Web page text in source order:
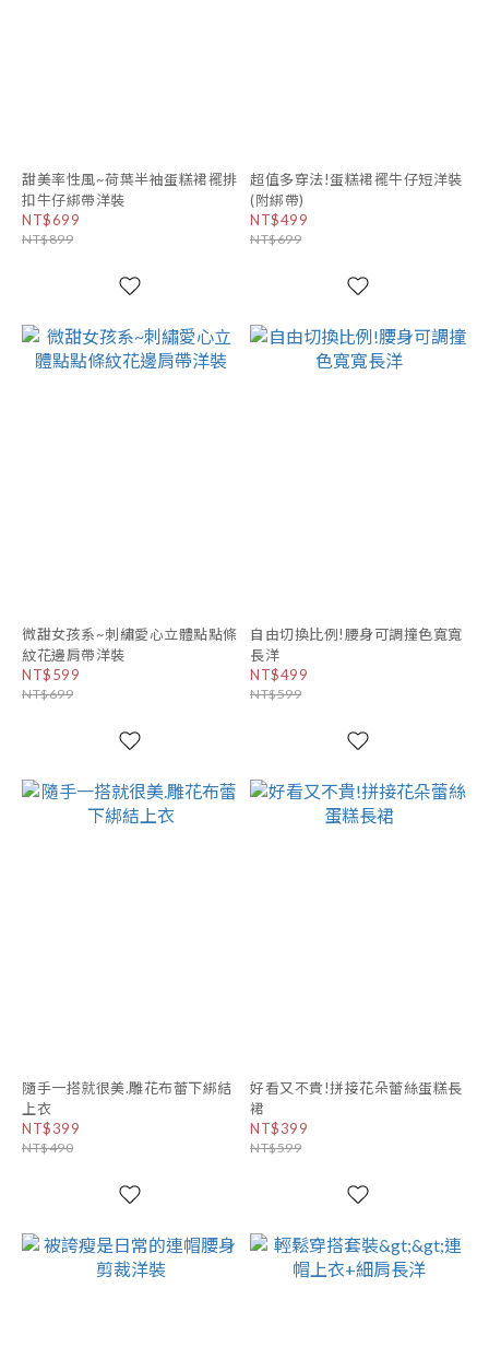
甜美率性風~荷葉半袖蛋糕裙襬排
扣牛仔綁帶洋裝
NT$699
NT$899
超值多穿法!蛋糕裙襬牛仔短洋裝
(附綁帶)
NT$499
NT$699
微甜女孩系~刺繡愛心立體點點條
紋花邊肩帶洋裝
NT$599
NT$699
自由切換比例!腰身可調撞色寬寬
長洋
NT$499
NT$599
隨手一搭就很美.雕花布蕾下綁結
上衣
NT$399
NT$490
好看又不貴!拼接花朵蕾絲蛋糕長
裙
NT$399
NT$599